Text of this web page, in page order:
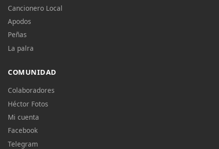
Cancionero Local
Apodos
Peñas
La palra
COMUNIDAD
Colaboradores
Héctor Fotos
Mi cuenta
Facebook
Telegram